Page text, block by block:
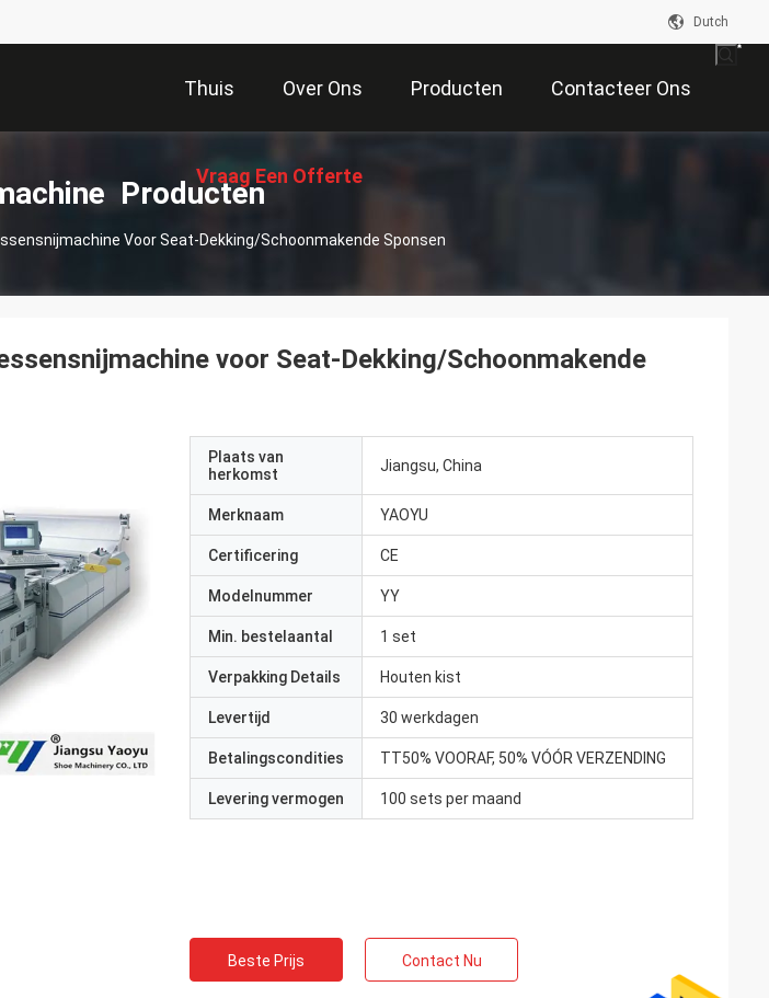
Dutch
Thuis Over Ons Producten Contacteer Ons
Vraag Een Offerte
Producten
Voor Seat-Dekking/Schoonmakende Sponsen
voor Seat-Dekking/Schoonmakende
Plaats van
herkomst
Jiangsu, China
Merknaam YAOYU
Certificering CE
Modelnummer YY
Min. bestelaantal 1 set
Verpakking Details Houten kist
Levertijd 30 werkdagen
Betalingscondities TT50% VOORAF, 50% VÓÓR VERZENDING
Levering vermogen 100 sets per maand
Beste Prijs Contact Nu